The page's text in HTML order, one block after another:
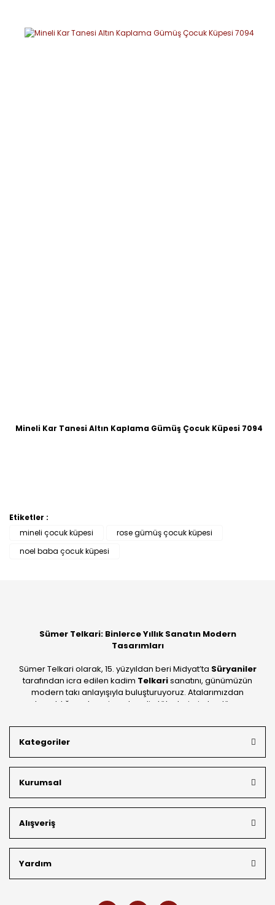
Mineli Kar Tanesi Altın Kaplama Gümüş Çocuk Küpesi 7094
Etiketler :
mineli çocuk küpesi
rose gümüş çocuk küpesi
noel baba çocuk küpesi
Sümer Telkari: Binlerce Yıllık Sanatın Modern
Tasarımları
Sümer Telkari olarak, 15. yüzyıldan beri Midyat’ta Süryaniler
tarafından icra edilen kadim Telkarisanatını, günümüzün
modern takı anlayışıyla buluşturuyoruz. Atalarımızdan
devraldığımız bu mirası; kendi atölyelerimizde, dünya
Mardin’in tarihi dokusunu yansıtan geleneksel işlemeleri, her
müşterilerimizin özel siparişlerini benzersiz bir titizlikle
hazırlıyor; köklü geçmişimizi geleceğin takı modasına
güvenle taşıyoruz.
Kategoriler
Kurumsal
Alışveriş
Yardım